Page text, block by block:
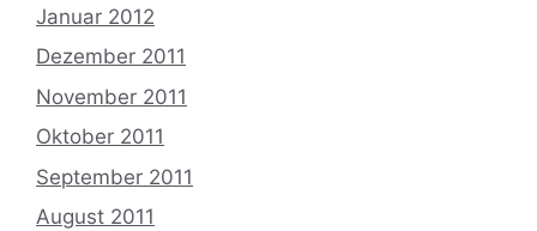
Januar 2012
Dezember 2011
November 2011
Oktober 2011
September 2011
August 2011